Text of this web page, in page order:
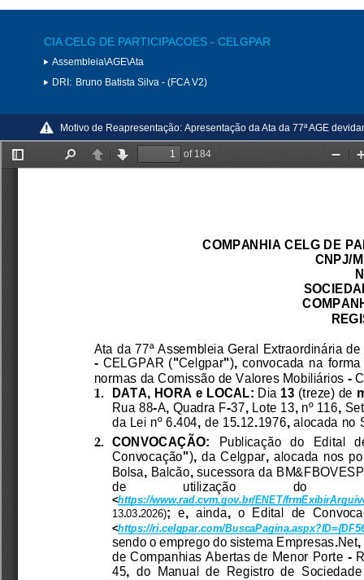
CIA CELG DE PARTICIPACOES - CELGPAR
Assembleia\AGE\Ata
DRI: Bruno Batista Silva - (FCA V2)
Motivo de Reapresentação: Apresentação da Ata da 77ª AGE